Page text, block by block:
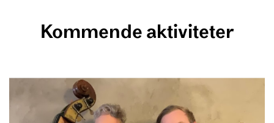
Kommende aktiviteter